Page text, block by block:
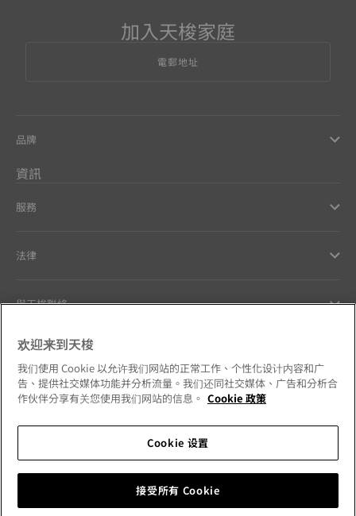
加入天梭家庭
電郵地址
品牌
資訊
服務
法律
與天梭聯絡
Our commitments
Hong Kong SAR•香港特別行政區
Change country
欢迎来到天梭
我们使用 Cookie 以允许我们网站的正常工作、个性化设计内容和广
告、提供社交媒体功能并分析流量。我们还同社交媒体、广告和分析合
作伙伴分享有关您使用我们网站的信息。 Cookie 政策
Cookie 设置
接受所有 Cookie